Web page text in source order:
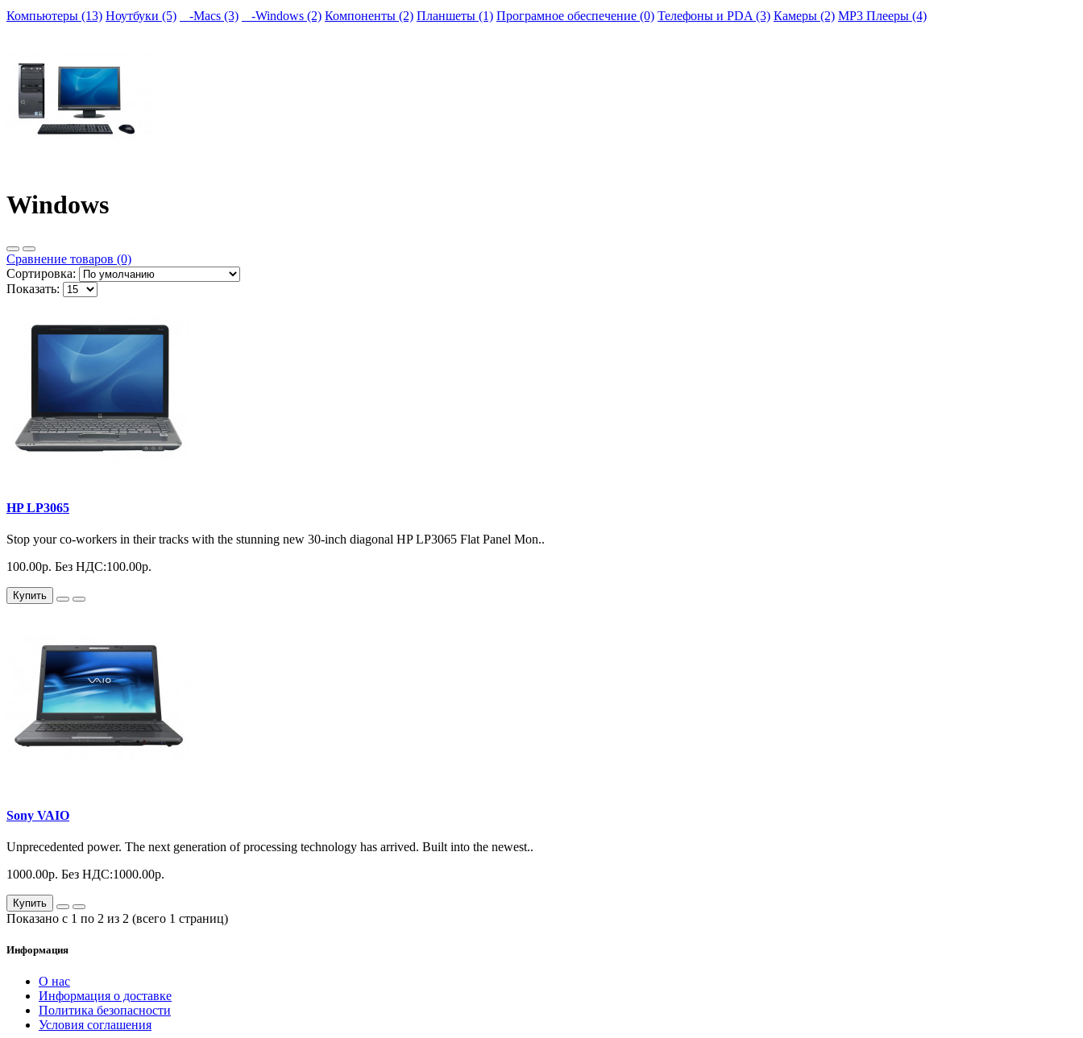
Компьютеры (13) Ноутбуки (5) -Macs (3) -Windows (2) Компоненты (2) Планшеты (1) Програмное обеспечение (0) Телефоны и PDA (3) Камеры (2) MP3 Плееры (4)
Windows
Сравнение товаров (0)
Сортировка:
Показать:
HP LP3065
Stop your co-workers in their tracks with the stunning new 30-inch diagonal HP LP3065 Flat Panel Mon..
100.00р. Без НДС:100.00р.
Купить
Sony VAIO
Unprecedented power. The next generation of processing technology has arrived. Built into the newest..
1000.00р. Без НДС:1000.00р.
Купить
Показано с 1 по 2 из 2 (всего 1 страниц)
Информация
О нас
Информация о доставке
Политика безопасности
Условия соглашения